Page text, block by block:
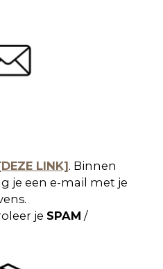
LINK]. Binnen
je een e-mail met je
je SPAM /